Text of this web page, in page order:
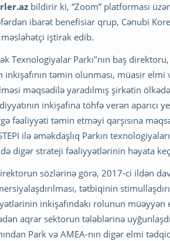
bildirir ki, “Zoom” platforması
ibarət benefisiar qrup, Cənubi
iştirak edib.
Texnologiyalar Parkı"nın baş
inkişafının təmin olunması, müasir
məqsədilə yaradılmış şirkətin
inkişafına töhfə verən
fəaliyyəti təmin etməyi qarşısına
ilə əməkdaşlıq Parkın
digər strateji fəaliyyətlərinin həyata
sözlərinə görə, 2017-ci ildən
tətbiqinin
inkişafındakı rolunun
aqrar sektorun tələblərinə
Park və AMEA-nın digər elmi